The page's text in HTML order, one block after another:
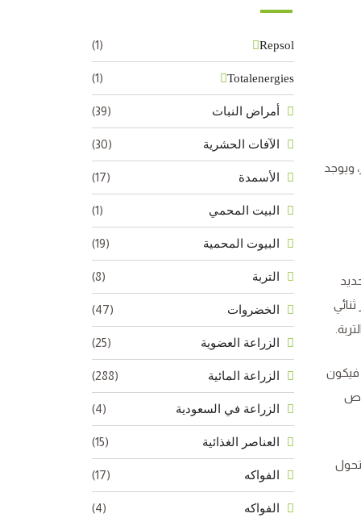
ويوجد
لحموضة التربة لامتصاص الحديد هو 5.5-6.5. وبالتالي فيكون
Repsol
(1)
Totalenergies
(1)
أمراض النبات (39)
الآفات الحشرية (30)
الأسمدة (17)
البيت المحمي (1)
البيوت المحمية (19)
التربة (8)
الخضروات (47)
الزراعة العضوية (25)
الزراعة المائية (288)
الزراعة في السعودية (4)
العناصر الغذائية (15)
الفواكه (17)
الفواكه (4)